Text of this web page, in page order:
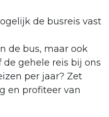
de busreis vast
de bus, maar ook
gehele reis bij ons
per jaar? Zet
en profiteer van